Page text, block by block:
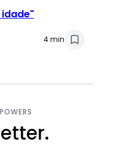
idade"
4 min